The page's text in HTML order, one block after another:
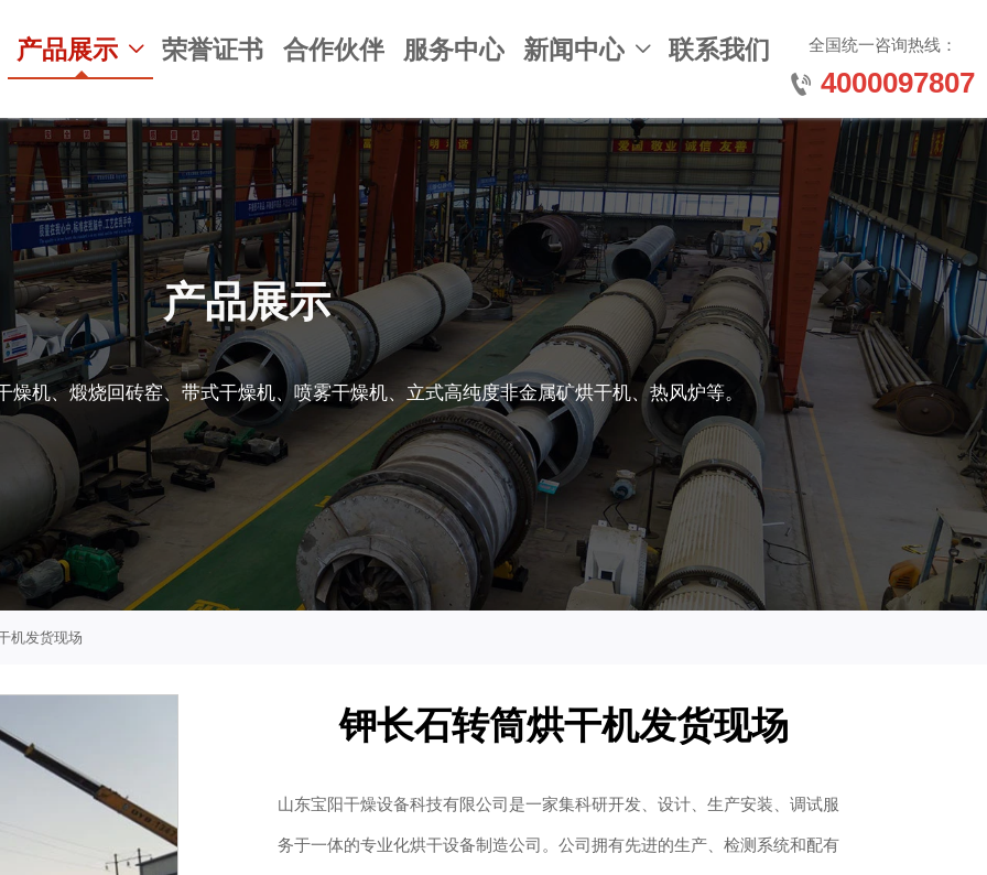
产品展示  荣誉证书 合作伙伴 服务中心 新闻中心  联系我们 全国统一咨询热线：
 4000097807
产品展示
燥机、煅烧回砖窑、带式干燥机、喷雾干燥机、立式高纯度非金属矿烘干机、热风炉等。
机发货现场
钾长石转筒烘干机发货现场
山东宝阳干燥设备科技有限公司是一家集科研开发、设计、生产安装、调试服
务于一体的专业化烘干设备制造公司。公司拥有先进的生产、检测系统和配有